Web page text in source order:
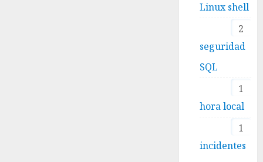
Linux shell
2
seguridad
SQL
1
hora local
1
incidentes